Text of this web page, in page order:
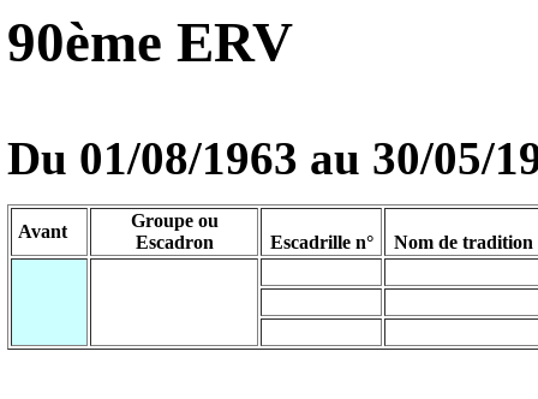
90ème ERV
Du 01/08/1963 au 30/05/
Avant
Groupe ou
Escadron
Escadrille n° Nom de tradition